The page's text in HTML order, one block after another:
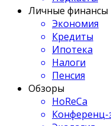
Личные финансы
Экономия
Кредиты
Ипотека
Налоги
Пенсия
Обзоры
HoReCa
Конференц-